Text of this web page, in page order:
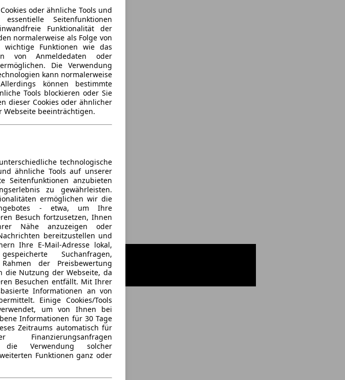
oder ähnliche Tools und
Seitenfunktionen
Funktionalität der
normalerweise als Folge von
wichtige Funktionen wie das
von Anmeldedaten oder
Die Verwendung
kann normalerweise
können bestimmte
Tools blockieren oder Sie
dieser Cookies oder ähnlicher
Webseite beeinträchtigen.
technologische
ähnliche Tools auf unserer
Seitenfunktionen anzubieten
zu gewährleisten.
ermöglichen wir die
- etwa, um Ihre
Besuch fortzusetzen, Ihnen
Nähe anzuzeigen oder
bereitzustellen und
Ihre E-Mail-Adresse lokal,
Suchanfragen,
der Preisbewertung
die Nutzung der Webseite, da
Besuchen entfällt. Mit Ihrer
Informationen an von
Einige Cookies/Tools
um von Ihnen bei
Informationen für 30 Tage
Zeitraums automatisch für
die Verwendung solcher
Funktionen ganz oder